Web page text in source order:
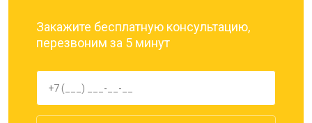
Закажите бесплатную консультацию,
перезвоним за 5 минут